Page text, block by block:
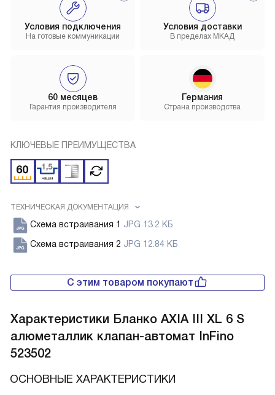
Условия доставки
В пределах МКАД
60 месяцев
Гарантия производителя
Условия подключения
На готовые коммуникации
Германия
Страна производства
КЛЮЧЕВЫЕ ПРЕИМУЩЕСТВА
ТЕХНИЧЕСКАЯ ДОКУМЕНТАЦИЯ
Схема встраивания 1 JPG 13.2 КБ
Схема встраивания 2 JPG 12.84 КБ
С этим товаром покупают
Характеристики Бланко AXIA III XL 6 S
алюметаллик клапан-автомат InFino
523502
ОСНОВНЫЕ ХАРАКТЕРИСТИКИ